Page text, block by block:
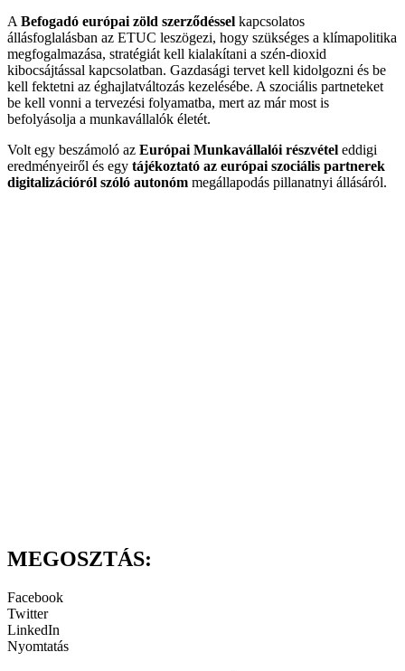
A Befogadó európai zöld szerződéssel kapcsolatos
állásfoglalásban az ETUC leszögezi, hogy szükséges a klímapolitika
megfogalmazása, stratégiát kell kialakítani a szén-dioxid
kibocsájtással kapcsolatban. Gazdasági tervet kell kidolgozni és be
kell fektetni az éghajlatváltozás kezelésébe. A szociális partneteket
be kell vonni a tervezési folyamatba, mert az már most is
befolyásolja a munkavállalók életét.
Volt egy beszámoló az Európai Munkavállalói részvétel eddigi
eredményeiről és egy tájékoztató az európai szociális partnerek
digitalizációról szóló autonóm megállapodás pillanatnyi állásáról.
MEGOSZTÁS:
Facebook
Twitter
LinkedIn
Nyomtatás